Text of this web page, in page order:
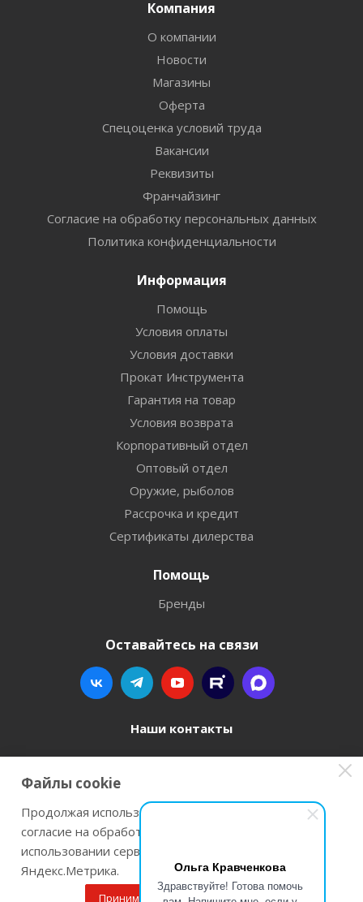
Ольга Кравченкова
Здравствуйте! Готова помочь
Компания
О компании
Новости
Магазины
Оферта
Спецоценка условий труда
Вакансии
Реквизиты
Франчайзинг
Согласие на обработку персональных данных
Политика конфиденциальности
Информация
Помощь
Условия оплаты
Условия доставки
Прокат Инструмента
Гарантия на товар
Условия возврата
Корпоративный отдел
Оптовый отдел
Оружие, рыболов
Рассрочка и кредит
Сертификаты дилерства
Помощь
Бренды
Оставайтесь на связи
Наши контакты
8 800 77-00-962
г. Пермь, ул. Павла Преображенского, д.6А,
Файлы cookie
Продолжая использовать наш сайт Вы даете
согласие на обработку файлов cookie и
использовании сервисов веб-аналитики
Яндекс.Метрика.
Принимаю Подробнее